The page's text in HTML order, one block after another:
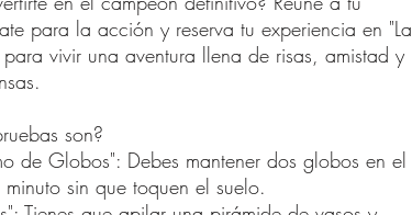
para la acción y reserva tu experiencia en "La
vivir una aventura llena de risas, amistad y
son?
de Globos": Debes mantener dos globos en el
sin que toquen el suelo.